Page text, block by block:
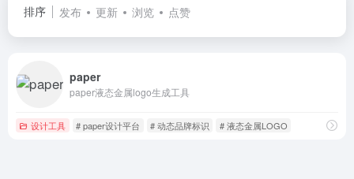
排序 发布 更新 浏览 点赞
paper
paper液态金属logo生成工具
设计工具 # paper设计平台 # 动态品牌标识 # 液态金属LOGO